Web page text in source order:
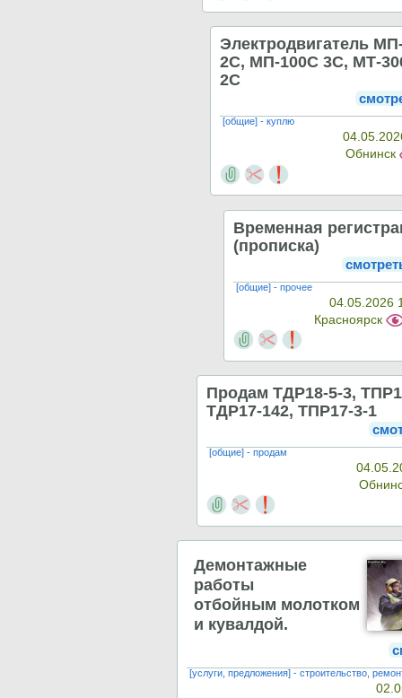
Электродвигатель
2С, МП-100С 3С, МТ-
2С
[общие] - куплю
Обнинск
Временная
(прописка)
[общие] - прочее
04.05.2026
Красноярск
Продам ТДР18-5-3,
ТДР17-142, ТПР17-3-1
[общие] - продам
Демонтажные
работы
отбойным молотком
и кувалдой.
[услуги, предложения] - строительство,